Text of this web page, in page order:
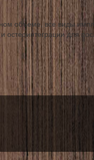
объеме, все виды
остеоинтеграции для